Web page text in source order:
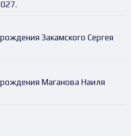
Закамского Сергея
Маганова Наиля